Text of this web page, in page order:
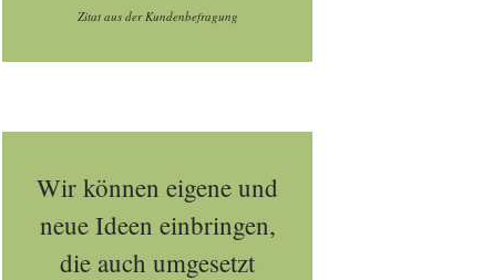
Zitat aus der Kundenbefragung
Wir können eigene und
neue Ideen einbringen,
die auch umgesetzt